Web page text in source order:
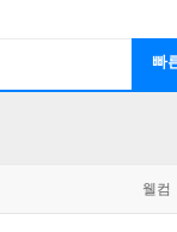
빠
웰컴